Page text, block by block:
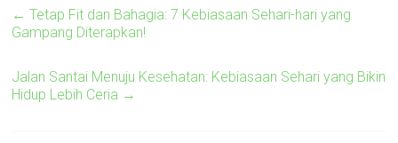
← Tetap Fit dan Bahagia: 7 Kebiasaan Sehari-hari yang
Gampang Diterapkan!
Jalan Santai Menuju Kesehatan: Kebiasaan Sehari yang Bikin
Hidup Lebih Ceria →